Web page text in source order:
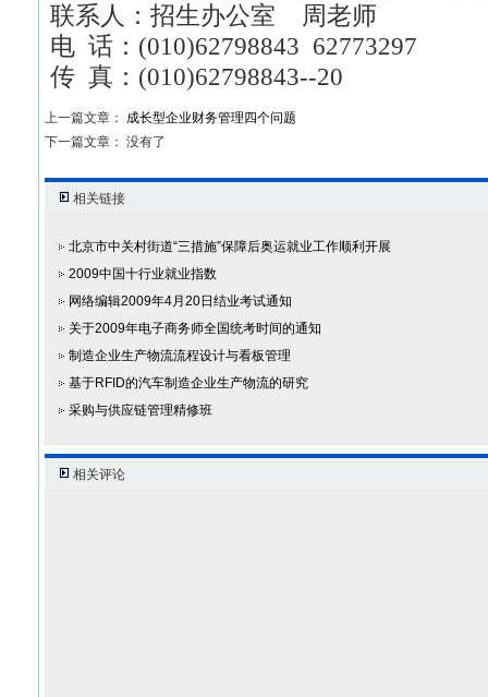
联系人：招生办公室 周老师
电 话：(010)62798843 62773297
传 真：(010)62798843--20
上一篇文章： 成长型企业财务管理四个问题
下一篇文章： 没有了
相关链接
北京市中关村街道“三措施”保障后奥运就业工作顺利开展
2009中国十行业就业指数
网络编辑2009年4月20日结业考试通知
关于2009年电子商务师全国统考时间的通知
制造企业生产物流流程设计与看板管理
基于RFID的汽车制造企业生产物流的研究
采购与供应链管理精修班
相关评论